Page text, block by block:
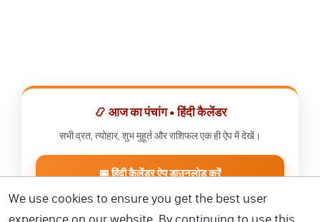
📿 आज का पंचांग • हिंदी कैलेंडर
सभी व्रत, त्योहार, शुभ मुहूर्त और राशिफल एक ही ऐप में देखें।
📅 हिंदी कैलेंडर ऐप डाउनलोड करें
We use cookies to ensure you get the best user